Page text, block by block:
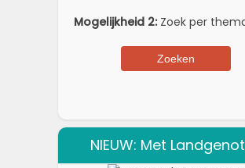
Mogelijkheid 2:Zoek per
NIEUW: Met